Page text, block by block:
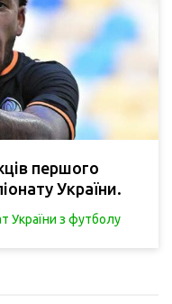
першого
України.
України з футболу